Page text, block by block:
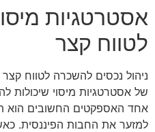
אסטרטגיות
לטווח קצר
ניהול נכסים להשכרה לטווח
של אסטרטגיות מיסוי שיכולות
אחד האספקטים החשובים הוא
למזער את החבות הפיננסית.